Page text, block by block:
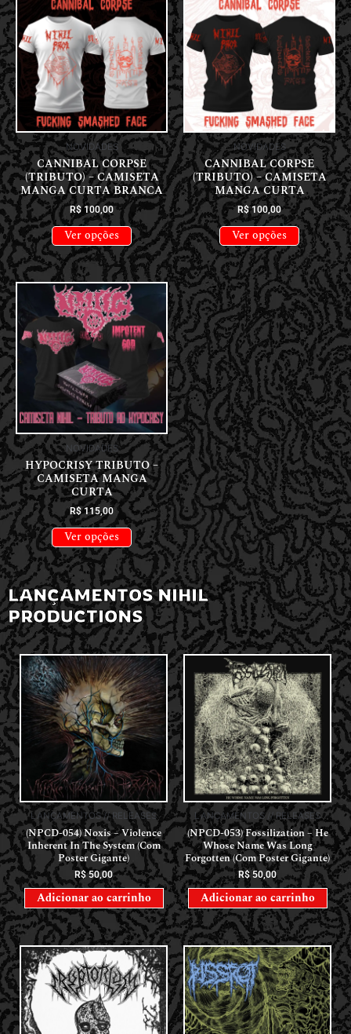
NOVIDADES
CANNIBAL CORPSE
(TRIBUTO) – CAMISETA
MANGA CURTA BRANCA
R$100,00
Ver opções
NOVIDADES
CANNIBAL CORPSE
(TRIBUTO) – CAMISETA
MANGA CURTA
R$100,00
Ver opções
NOVIDADES
HYPOCRISY TRIBUTO –
CAMISETA MANGA
CURTA
R$115,00
Ver opções
LANÇAMENTOS NIHIL
PRODUCTIONS
LANÇAMENTOS // RELEASES
(NPCD-054) Noxis – Violence
Inherent In The System (Com
Poster Gigante)
R$50,00
Adicionar ao carrinho
LANÇAMENTOS // RELEASES
(NPCD-053) Fossilization – He
Whose Name Was Long
Forgotten (Com Poster Gigante)
R$ 50,00
Adicionar ao carrinho